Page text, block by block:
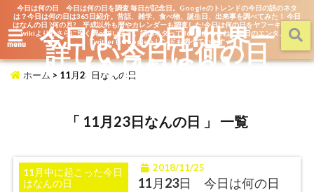
今日は何の日 今日は何の日を調査 毎日が記念日。Googleのトレンドの今日の話のネタ
は？今日は何の日は365日紹介。昔話、雑学、食べ物、誕生日、出来事を調べてみた！ 今日
はなんの日 ?何の月? 平成以外も暦やカレンダーも調査した!今日は何の日をヤフーキッズや
wikiよりもさらに深く調べています。話のネタって365日あるよね。毎日のエンタメを
TwitterもGoogleトレンドも調べています
menu 今日は何の日?世界一
詳しい今日は何の日
【今日なん？】
ホーム > 11月23日なんの日
「 11月23日なんの日 」 一覧
11月中に起こった今日
はなんの日
2018/11/25
11月23日 今日は何の日